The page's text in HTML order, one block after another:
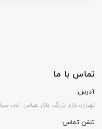
تماس با ما
آدرس:
تهران، بازار بزرگ، بازار عباس آباد،
تلفن تماس: